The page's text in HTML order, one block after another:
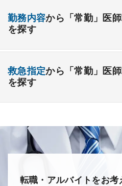
その他
心療内科 泌尿器科 眼科
皮膚科
放射線科 救命救急科 病
外来のみの勤務可能 給与イ
夜間当直なしの勤務可
後期研修可能 週4日の勤務可
オンコールなしの勤務可能
療養＋精神
勤務内容から「常勤」医
を探す
検査
救急指定から「常勤」医
を探す
転職・アルバイトをお考